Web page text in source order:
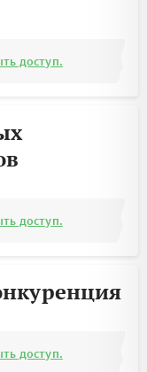
доступ.
доступ.
доступ.